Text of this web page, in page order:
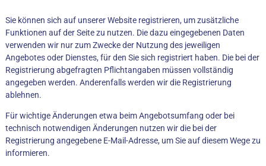
Sie können sich auf unserer Website registrieren, um zusätzliche
Funktionen auf der Seite zu nutzen. Die dazu eingegebenen Daten
verwenden wir nur zum Zwecke der Nutzung des jeweiligen
Angebotes oder Dienstes, für den Sie sich registriert haben. Die bei der
Registrierung abgefragten Pflichtangaben müssen vollständig
angegeben werden. Anderenfalls werden wir die Registrierung
ablehnen.
Für wichtige Änderungen etwa beim Angebotsumfang oder bei
technisch notwendigen Änderungen nutzen wir die bei der
Registrierung angegebene E-Mail-Adresse, um Sie auf diesem Wege zu
informieren.